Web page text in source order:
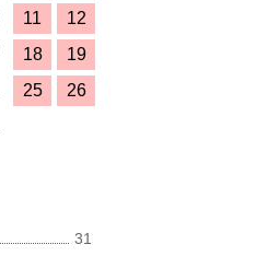
11
12
18
19
25
26
31